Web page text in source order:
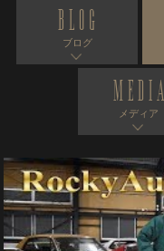
BLOG
ブログ
MEDIA
メディア